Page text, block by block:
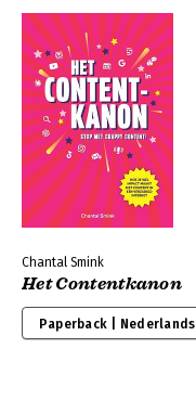
Chantal Smink
Het Contentkanon
Paperback | Nederlands